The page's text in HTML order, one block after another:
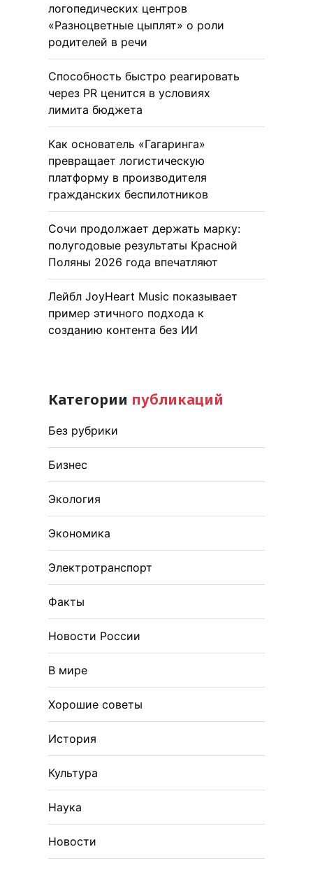
логопедических центров
«Разноцветные цыплят» о роли
родителей в речи
Способность быстро реагировать
через PR ценится в условиях
лимита бюджета
Как основатель «Гагаринга»
превращает логистическую
платформу в производителя
гражданских беспилотников
Сочи продолжает держать марку:
полугодовые результаты Красной
Поляны 2026 года впечатляют
Лейбл JoyHeart Music показывает
пример этичного подхода к
созданию контента без ИИ
Категории публикаций
Без рубрики
Бизнес
Экология
Экономика
Электротранспорт
Факты
Новости России
В мире
Хорошие советы
История
Культура
Наука
Новости